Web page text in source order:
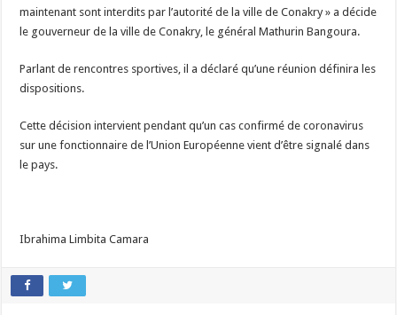
maintenant sont interdits par l’autorité de la ville de Conakry » a décide
le gouverneur de la ville de Conakry, le général Mathurin Bangoura.
Parlant de rencontres sportives, il a déclaré qu’une réunion définira les
dispositions.
Cette décision intervient pendant qu’un cas confirmé de coronavirus
sur une fonctionnaire de l’Union Européenne vient d’être signalé dans
le pays.
Ibrahima Limbita Camara